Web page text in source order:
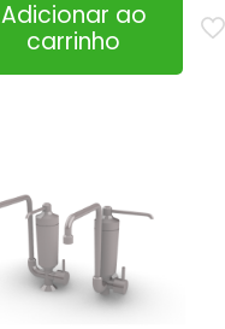
Adicionar ao
carrinho